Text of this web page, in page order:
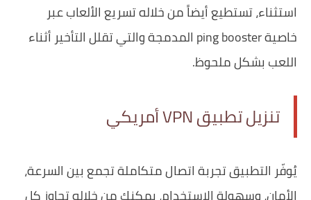
استثناء، تستطيع أيضاً من خلاله تسريع الألعاب عبر
خاصية ping booster المدمجة والتي تقلل التأخير أثناء
اللعب بشكل ملحوظ.
تنزيل تطبيق VPN أمريكي
يُوفّر التطبيق تجربة اتصال متكاملة تجمع بين السرعة،